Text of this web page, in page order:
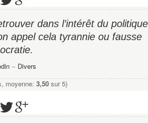
dans l’intérêt du
appel cela tyrannie ou fausse
− Divers
moyenne: 3,50 sur 5)